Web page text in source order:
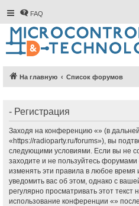
FAQ
На главную Список форумов
- Регистрация
Заходя на конференцию «» (в
«https://radioparty.ru/forums»), вы
следующими условиями. Если вы не
заходите и не пользуйтесь
изменять эти правила в любое
уведомить вас об этом, однако с
регулярно просматривать этот текст
использование конференции «»